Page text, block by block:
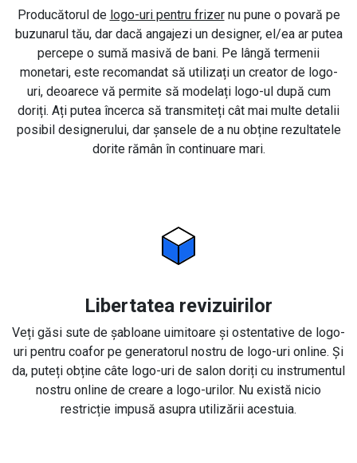
Producătorul de logo-uri pentru frizernu pune o povară pe
buzunarul tău, dar dacă angajezi un designer, el/ea ar putea
percepe o sumă masivă de bani. Pe lângă termenii
monetari, este recomandat să utilizați un creator de logo-
uri, deoarece vă permite să modelați logo-ul după cum
doriți. Ați putea încerca să transmiteți cât mai multe detalii
posibil designerului, dar șansele de a nu obține rezultatele
dorite rămân în continuare mari.
Libertatea revizuirilor
Veți găsi sute de șabloane uimitoare și ostentative de logo-
uri pentru coafor pe generatorul nostru de logo-uri online. Și
da, puteți obține câte logo-uri de salon doriți cu instrumentul
nostru online de creare a logo-urilor. Nu există nicio
restricție impusă asupra utilizării acestuia.